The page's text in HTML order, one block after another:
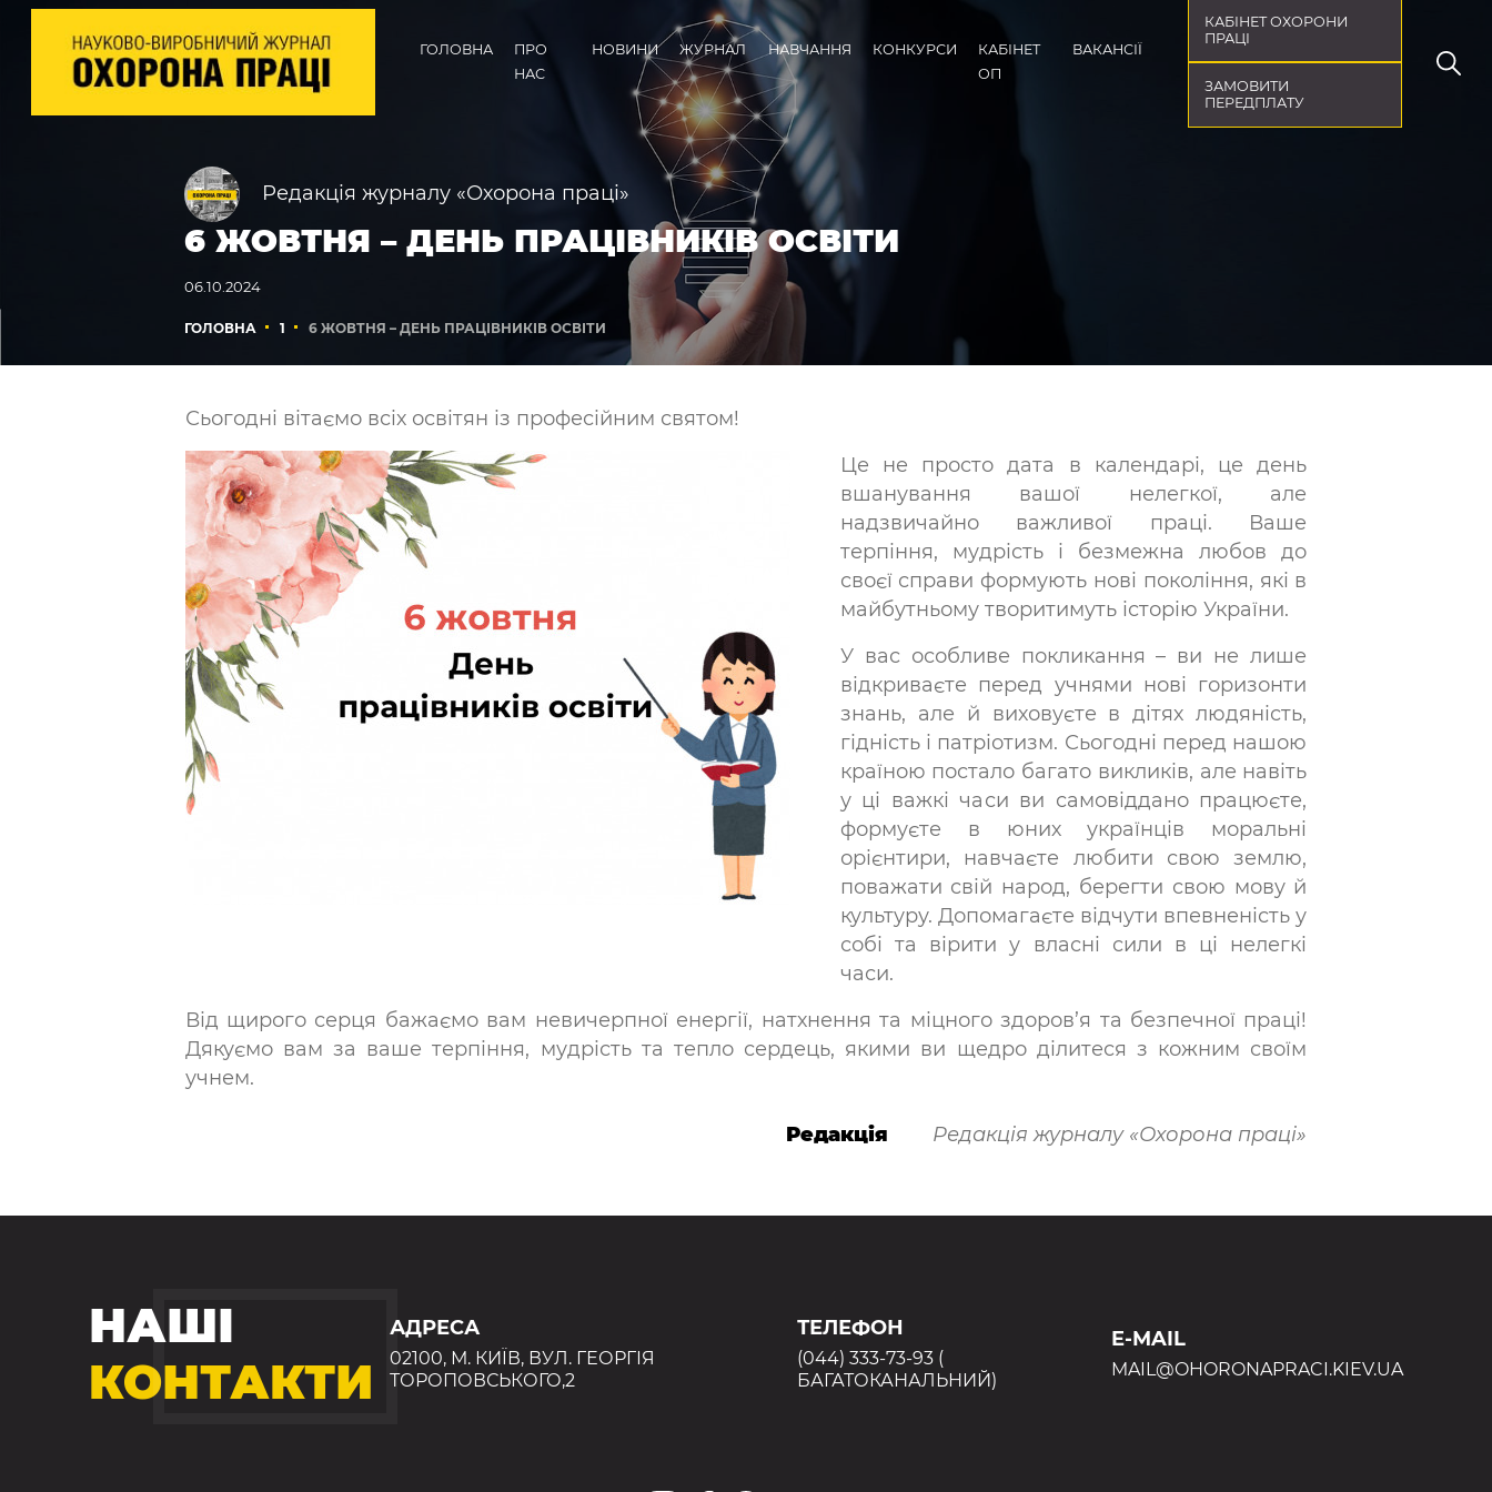
ГОЛОВНА
ПРО
НАС
НОВИНИ ЖУРНАЛ НАВЧАННЯ КОНКУРСИ
КАБІНЕТ
ОП
ВАКАНСІЇ
КАБІНЕТ ОХОРОНИ
ПРАЦІ
ЗАМОВИТИ
ПЕРЕДПЛАТУ
Редакція журналу «Охорона праці»
6 ЖОВТНЯ – ДЕНЬ ПРАЦІВНИКІВ ОСВІТИ
06.10.2024
ГОЛОВНА 1 6 ЖОВТНЯ – ДЕНЬ ПРАЦІВНИКІВ ОСВІТИ
Сьогодні вітаємо всіх освітян із професійним святом!
Це не просто дата в календарі, це день
вшанування вашої нелегкої, але
надзвичайно важливої праці. Ваше
терпіння, мудрість і безмежна любов до
своєї справи формують нові покоління, які в
майбутньому творитимуть історію України.
У вас особливе покликання – ви не лише
відкриваєте перед учнями нові горизонти
знань, але й виховуєте в дітях людяність,
гідність і патріотизм. Сьогодні перед нашою
країною постало багато викликів, але навіть
у ці важкі часи ви самовіддано працюєте,
формуєте в юних українців моральні
орієнтири, навчаєте любити свою землю,
поважати свій народ, берегти свою мову й
культуру. Допомагаєте відчути впевненість у
собі та вірити у власні сили в ці нелегкі
часи.
Від щирого серця бажаємо вам невичерпної енергії, натхнення та міцного здоров’я та безпечної праці!
Дякуємо вам за ваше терпіння, мудрість та тепло сердець, якими ви щедро ділитеся з кожним своїм
учнем.
Редакція Редакція журналу «Охорона праці»
НАШІ
КОНТАКТИ
АДРЕСА
02100, М. КИЇВ, ВУЛ. ГЕОРГІЯ
ТОРОПОВСЬКОГО,2
ТЕЛЕФОН
(044) 333-73-93 (
БАГАТОКАНАЛЬНИЙ)
E-MAIL
MAIL@OHORONAPRACI.KIEV.UA